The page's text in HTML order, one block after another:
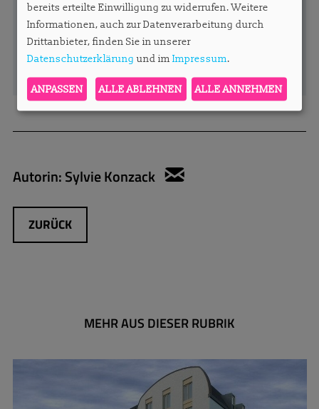
Autorin:Sylvie Konzack
ZURÜCK
MEHR AUS DIESER RUBRIK
bereits erteilte Einwilligung zu widerrufen. Weitere
Informationen, auch zur Datenverarbeitung durch
Drittanbieter, finden Sie in unserer
Datenschutzerklärung und im Impressum.
ANPASSEN ALLE ABLEHNEN ALLE ANNEHMEN